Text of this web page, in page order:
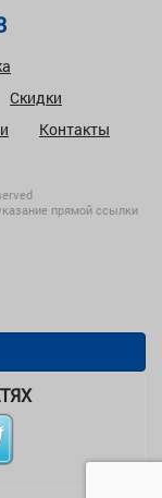
Скидки
Контакты
прямой ссылки